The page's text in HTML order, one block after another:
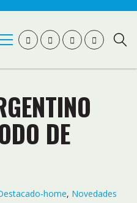
DE
home, Novedades